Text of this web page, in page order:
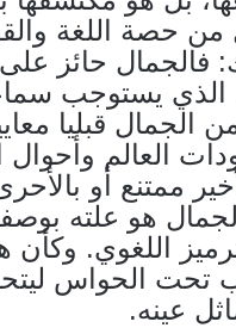
من حصة اللغة
فالجمال حائز
يستوجب
الجمال قبليا
العالم وأحوال
ممتنع أو
الجمال هو علته
اللغوي. وكأن
تحت الحواس
عينه.